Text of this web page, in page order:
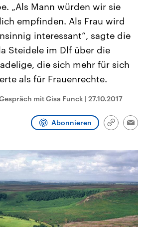
Anhalt
am 6.
neuen
das
Koalition aus
den Parteien
anstehenden
USA
Aktuelle Beiträge,
Hintergründe
Wirtschaftlich und
gehören die Vereinigten
den mächtigsten Ländern
mit großem Einfluss auf
Programm Podcasts
„Als Mann würden wir sie
empfinden. Als Frau wird
interessant“, sagte die
Steidele im Dlf über die
die sich mehr für sich
als für Frauenrechte.
mit Gisa Funck | 27.10.2017
Abonnieren
Link